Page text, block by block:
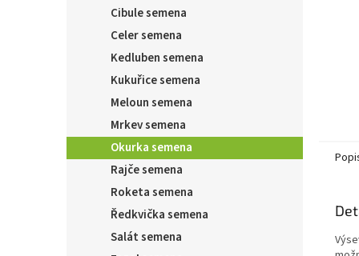
Cibule semena
Celer semena
Kedluben semena
Kukuřice semena
Meloun semena
Mrkev semena
Okurka semena
Rajče semena
Roketa semena
Ředkvička semena
Salát semena